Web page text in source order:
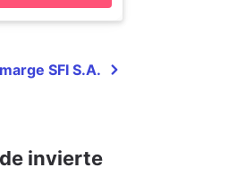
SFI S.A.
invierte